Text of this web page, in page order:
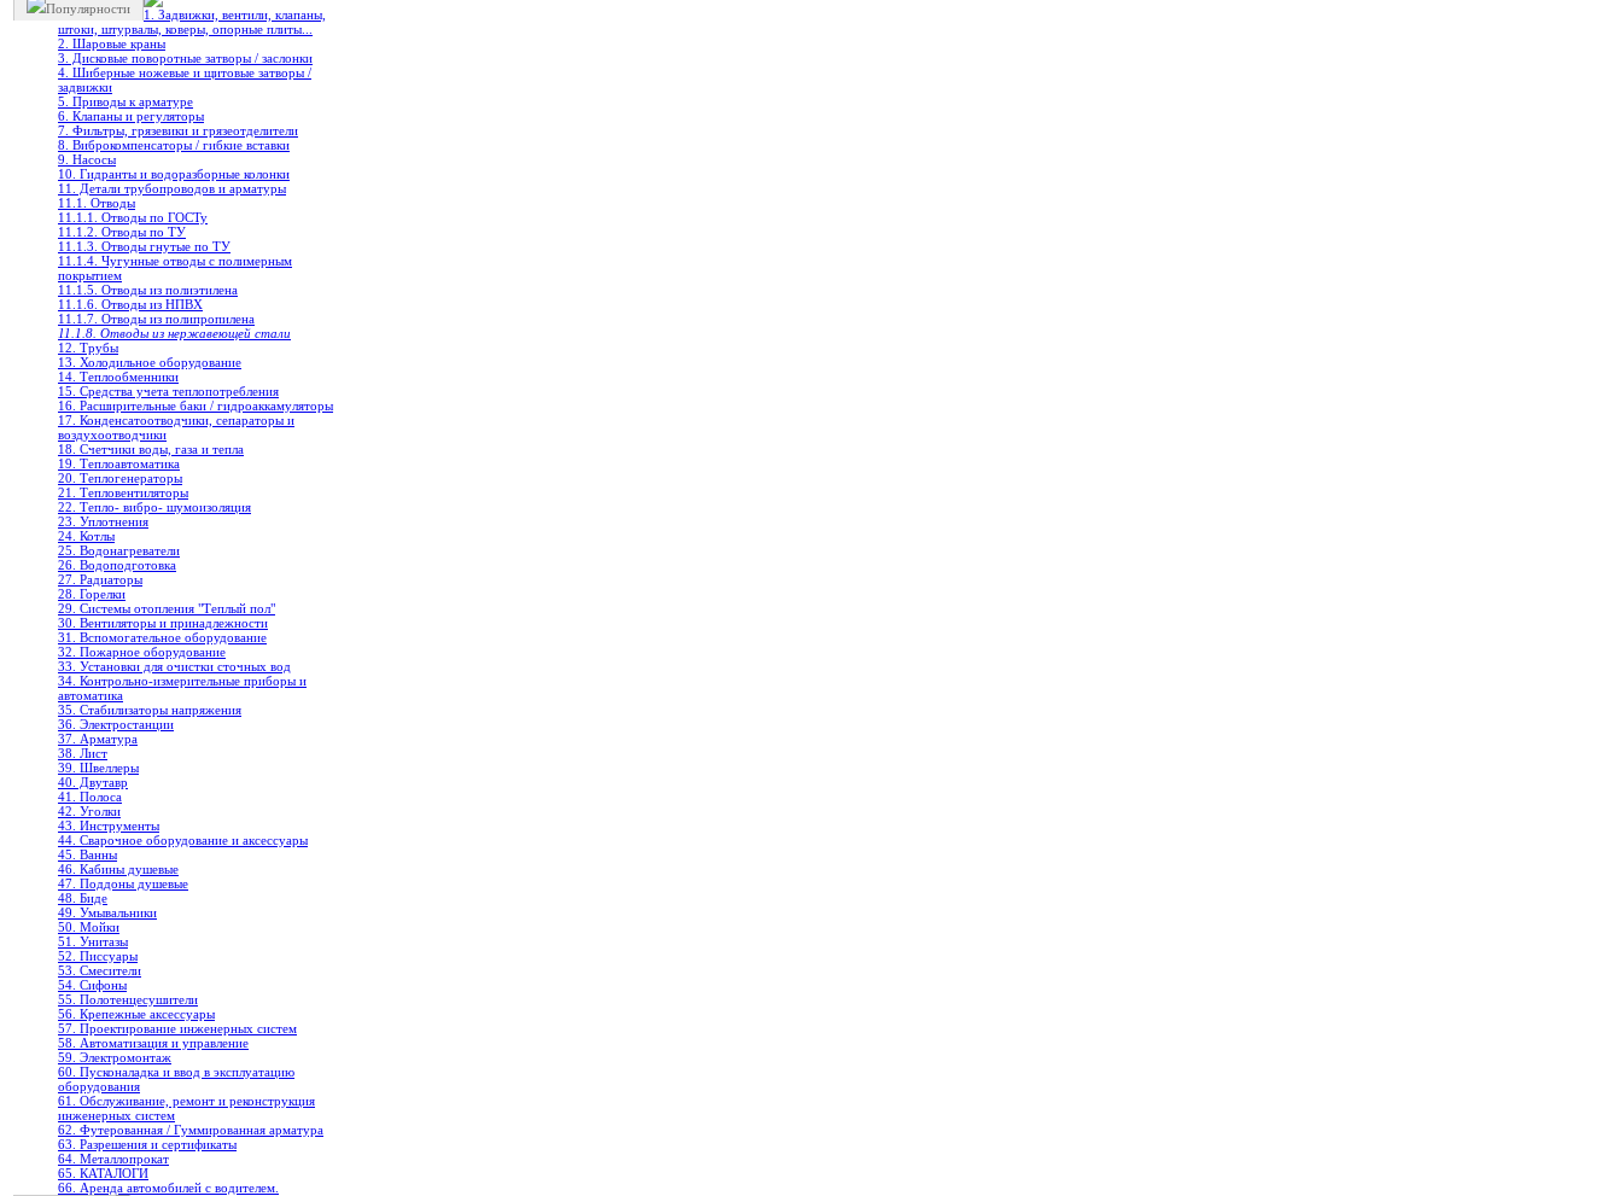
Популярности
1. Задвижки, вентили, клапаны,
штоки, штурвалы, коверы, опорные плиты...
2. Шаровые краны
3. Дисковые поворотные затворы / заслонки
4. Шиберные ножевые и щитовые затворы /
задвижки
5. Приводы к арматуре
6. Клапаны и регуляторы
7. Фильтры, грязевики и грязеотделители
8. Виброкомпенсаторы / гибкие вставки
9. Насосы
10. Гидранты и водоразборные колонки
11. Детали трубопроводов и арматуры
11.1. Отводы
11.1.1. Отводы по ГОСТу
11.1.2. Отводы по ТУ
11.1.3. Отводы гнутые по ТУ
11.1.4. Чугунные отводы с полимерным
покрытием
11.1.5. Отводы из полиэтилена
11.1.6. Отводы из НПВХ
11.1.7. Отводы из полипропилена
11.1.8. Отводы из нержавеющей стали
12. Трубы
13. Холодильное oборудование
14. Теплообменники
15. Средства учета теплопотребления
16. Расширительные баки / гидроаккамуляторы
17. Конденсатоотводчики, сепараторы и
воздухоотводчики
18. Счетчики воды, газа и тепла
19. Теплоавтоматика
20. Теплогенераторы
21. Тепловентиляторы
22. Тепло- вибро- шумоизоляция
23. Уплотнения
24. Котлы
25. Водонагреватели
26. Водоподготовка
27. Радиаторы
28. Горелки
29. Системы отопления "Теплый пол"
30. Вентиляторы и принадлежности
31. Вспомогательное оборудование
32. Пожарное оборудование
33. Установки для очистки сточных вод
34. Контрольно-измерительные приборы и
автоматика
35. Стабилизаторы напряжения
36. Электростанции
37. Арматура
38. Лист
39. Швеллеры
40. Двутавр
41. Полоса
42. Уголки
43. Инструменты
44. Сварочное оборудование и аксессуары
45. Ванны
46. Кабины душевые
47. Поддоны душевые
48. Биде
49. Умывальники
50. Мойки
51. Унитазы
52. Писсуары
53. Смесители
54. Сифоны
55. Полотенцесушители
56. Крепежные аксессуары
57. Проектирование инженерных систем
58. Автоматизация и управление
59. Электромонтаж
60. Пусконаладка и ввод в эксплуатацию
оборудования
61. Обслуживание, ремонт и реконструкция
инженерных систем
62. Футерованная / Гуммированная арматура
63. Разрешения и сертификаты
64. Металлопрокат
65. КАТАЛОГИ
66. Аренда автомобилей с водителем.